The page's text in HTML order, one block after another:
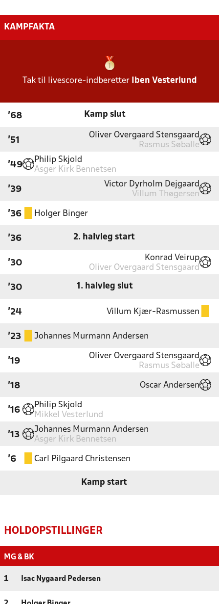
KAMPFAKTA
Tak til livescore-indberetter Iben Vesterlund
'68 Kamp slut
'51
Oliver Overgaard Stensgaard
Rasmus Søballe
'49
Philip Skjold
Asger Kirk Bennetsen
'39
Victor Dyrholm Dejgaard
Villum Thøgersen
'36 Holger Binger
'36 2. halvleg start
'30
Konrad Veirup
Oliver Overgaard Stensgaard
'30 1. halvleg slut
'24 Villum Kjær-Rasmussen
'23 Johannes Murmann Andersen
'19
Oliver Overgaard Stensgaard
Rasmus Søballe
'18 Oscar Andersen
'16
Philip Skjold
Mikkel Vesterlund
'13
Johannes Murmann Andersen
Asger Kirk Bennetsen
'6 Carl Pilgaard Christensen
Kamp start
HOLDOPSTILLINGER
MG & BK
1 Isac Nygaard Pedersen